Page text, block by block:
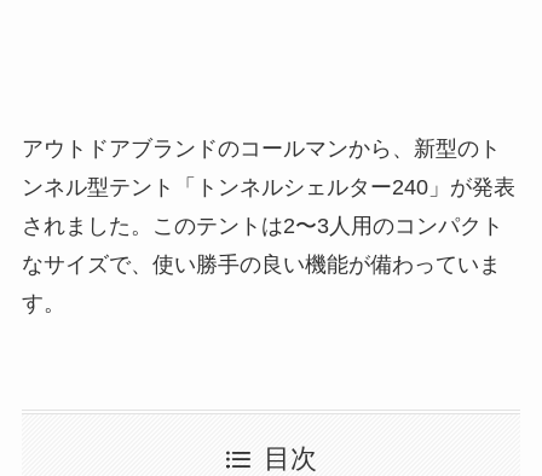
アウトドアブランドのコールマンから、新型のト
ンネル型テント「トンネルシェルター240」が発表
されました。このテントは2〜3人用のコンパクト
なサイズで、使い勝手の良い機能が備わっていま
す。
目次